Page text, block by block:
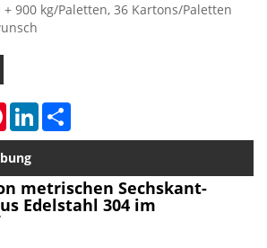
+ 900 kg/Paletten, 36 Kartons/Paletten
PinterestLinkedIn
metrischen Sechskant-
Edelstahl 304 im